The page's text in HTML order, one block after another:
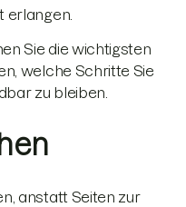
erlangen.
Sie die wichtigsten
welche Schritte Sie
zu bleiben.
anstatt Seiten zur